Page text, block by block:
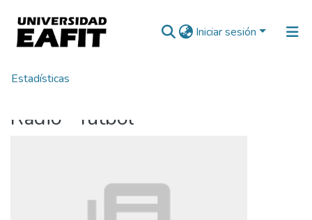
Iniciar sesión
Estadísticas
Inicio
Radio - fútbol